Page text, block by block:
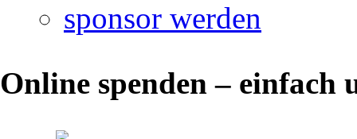
sponsor werden
Online spenden – einfach
Bericht